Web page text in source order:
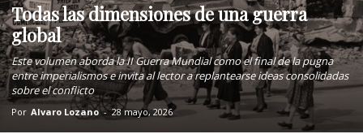
Todas las dimensiones de una guerra
global
Este volumen aborda la II Guerra Mundial como el final de la pugna
entre imperialismos e invita al lector a replantearse ideas consolidadas
sobre el conflicto
Por Alvaro Lozano - 28 mayo, 2026